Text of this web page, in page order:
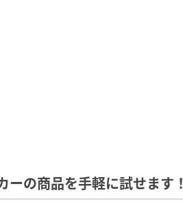
の商品を手軽に試せます！